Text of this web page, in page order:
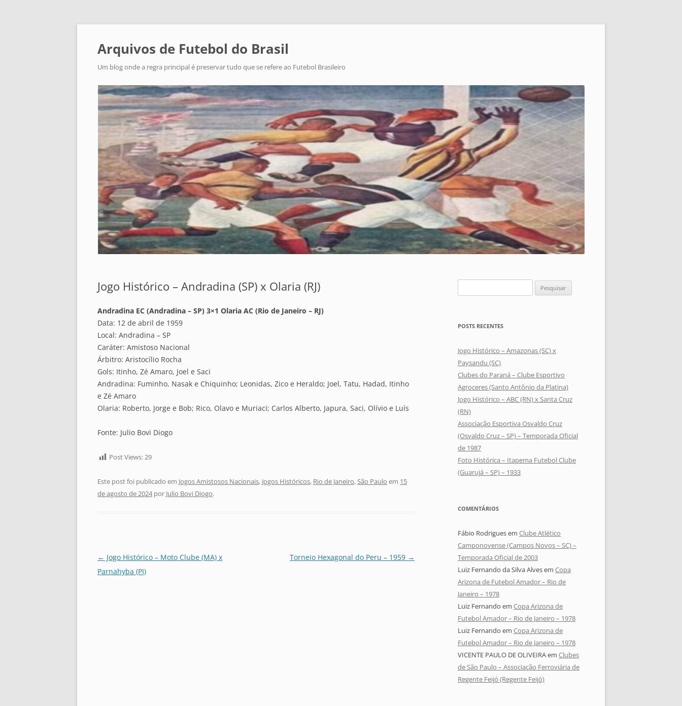
Arquivos de Futebol do Brasil
Um blog onde a regra principal é preservar tudo que se refere ao Futebol Brasileiro
Jogo Histórico – Andradina (SP) x Olaria (RJ)
Andradina EC (Andradina – SP) 3×1 Olaria AC (Rio de Janeiro – RJ)
Data: 12 de abril de 1959
Local: Andradina – SP
Caráter: Amistoso Nacional
Árbitro: Aristocílio Rocha
Gols: Itinho, Zé Amaro, Joel e Saci
Andradina: Fuminho, Nasak e Chiquinho; Leonidas, Zico e Heraldo; Joel, Tatu, Hadad, Itinho
e Zé Amaro
Olaria: Roberto, Jorge e Bob; Rico, Olavo e Muriaci; Carlos Alberto, Japura, Saci, Olívio e Luís
Fonte: Julio Bovi Diogo
Post Views:29
Este post foi publicado em Jogos Amistosos Nacionais, Jogos Históricos, Rio de Janeiro,São Paulo em 15
de agosto de 2024por Julio Bovi Diogo.
Navegação
de
← Jogo Histórico – Moto Clube (MA) x
Parnahyba (PI)
Torneio Hexagonal do Peru – 1959 →
por:
POSTS RECENTES
Jogo Histórico – Amazonas (SC) x
Paysandu (SC)
Clubes do Paraná – Clube Esportivo
Agroceres (Santo Antônio da Platina)
Jogo Histórico – ABC (RN) x Santa Cruz
(RN)
Associação Esportiva Osvaldo Cruz
(Osvaldo Cruz – SP) – Temporada Oficial
de 1987
Foto Histórica – Itapema Futebol Clube
(Guarujá – SP) – 1933
COMENTÁRIOS
Fábio Rodriguesem Clube Atlético
Camponovense (Campos Novos – SC) –
Temporada Oficial de 2003
Luiz Fernando da Silva Alvesem Copa
Arizona de Futebol Amador – Rio de
Janeiro – 1978
Luiz Fernando em Copa Arizona de
Futebol Amador – Rio de Janeiro – 1978
Luiz Fernando em Copa Arizona de
Futebol Amador – Rio de Janeiro – 1978
VICENTE PAULO DE OLIVEIRAem Clubes
de São Paulo – Associação Ferroviária de
Regente Feijó (Regente Feijó)